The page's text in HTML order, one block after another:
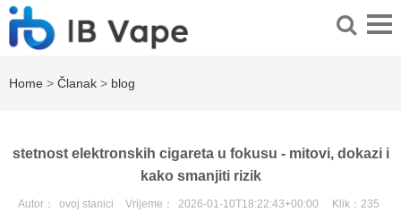
Home > Članak > blog
stetnost elektronskih cigareta u fokusu - mitovi, dokazi i
kako smanjiti rizik
Autor： ovoj stanici Vrijeme： 2026-01-10T18:22:43+00:00 Klik： 235